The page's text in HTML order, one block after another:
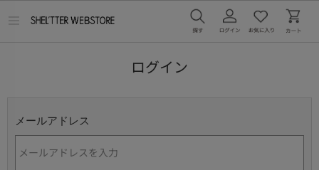
ログイン
メールアドレス